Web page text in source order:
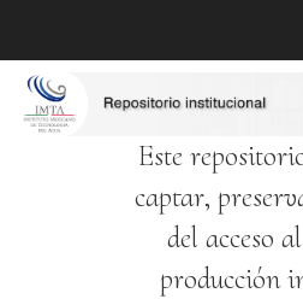
Este
captar,
del acceso
producción